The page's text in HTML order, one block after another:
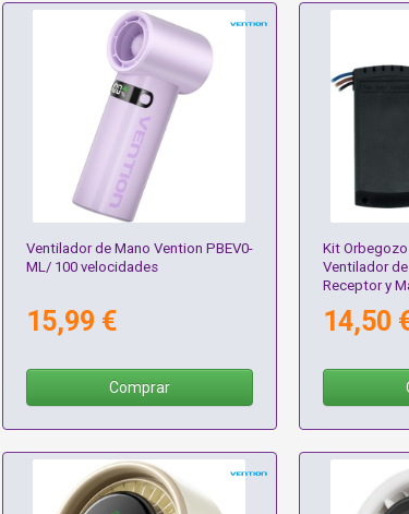
Ventilador de Mano Vention PBEV0-
ML/ 100 velocidades
15,99 €
Comprar
Kit Orbegozo
Ventilador
Receptor y
14,50